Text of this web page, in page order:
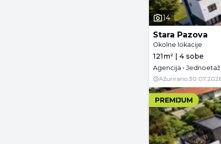
14
Stara Pazova
Okolne lokacije
121m² | 4 sobe
Agencija •
Ažurirano
PREMIJUM